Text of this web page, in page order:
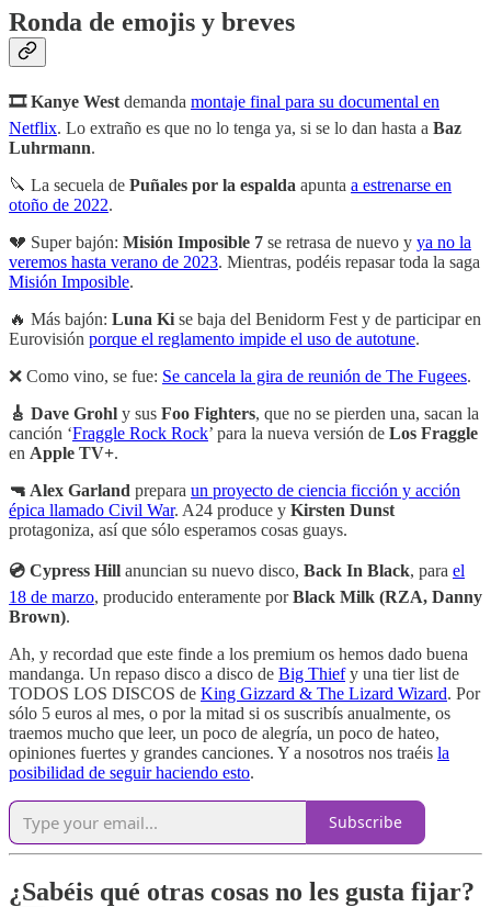
Ronda de emojis y breves
🎞 Kanye West demanda montaje final para su documental en
Netflix. Lo extraño es que no lo tenga ya, si se lo dan hasta a Baz
Luhrmann.
🔪 La secuela de Puñales por la espalda apunta a estrenarse en
otoño de 2022.
💔 Super bajón: Misión Imposible 7 se retrasa de nuevo y ya no la
veremos hasta verano de 2023. Mientras, podéis repasar toda la saga
Misión Imposible.
🔥 Más bajón: Luna Ki se baja del Benidorm Fest y de participar en
Eurovisión porque el reglamento impide el uso de autotune.
❌ Como vino, se fue: Se cancela la gira de reunión de The Fugees.
🎸 Dave Grohl y sus Foo Fighters, que no se pierden una, sacan la
canción ‘Fraggle Rock Rock’ para la nueva versión de Los Fraggle
en Apple TV+.
🔫 Alex Garland prepara un proyecto de ciencia ficción y acción
épica llamado Civil War. A24 produce y Kirsten Dunst
protagoniza, así que sólo esperamos cosas guays.
💿 Cypress Hill anuncian su nuevo disco, Back In Black, para el
18 de marzo, producido enteramente porBlack Milk (RZA, Danny
Brown).
Ah, y recordad que este finde a los premium os hemos dado buena
mandanga. Un repaso disco a disco de Big Thiefy una tier list de
TODOS LOS DISCOS de King Gizzard & The Lizard Wizard. Por
sólo 5 euros al mes, o por la mitad si os suscribís anualmente, os
traemos mucho que leer, un poco de alegría, un poco de hateo,
opiniones fuertes y grandes canciones. Y a nosotros nos traéis la
posibilidad de seguir haciendo esto.
Subscribe
¿Sabéis qué otras cosas no les gusta fijar?